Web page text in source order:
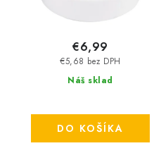
Náš sklad
€5,68 bez DPH
€6,99
DO KOŠÍKA